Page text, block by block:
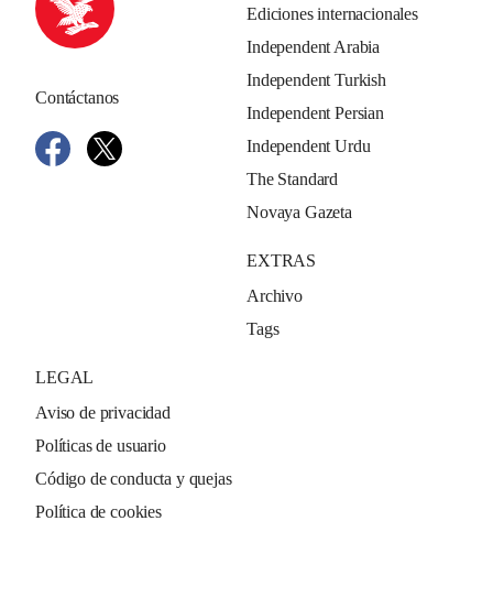
Contáctanos
Ediciones internacionales
Independent Arabia
Independent Turkish
Independent Persian
Independent Urdu
The Standard
Novaya Gazeta
EXTRAS
Archivo
Tags
LEGAL
Aviso de privacidad
Políticas de usuario
Código de conducta y quejas
Política de cookies